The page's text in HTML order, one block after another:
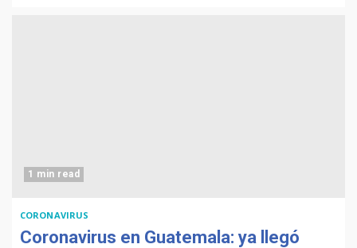
1 min read
CORONAVIRUS
Coronavirus en Guatemala: ya llegó